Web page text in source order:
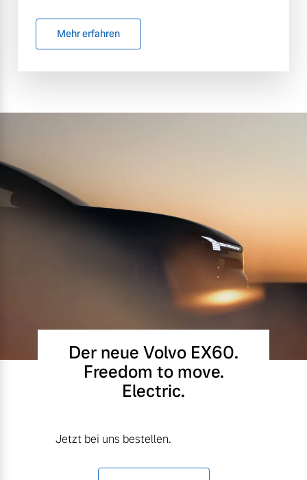
Mehr erfahren
Der neue Volvo EX60.
Freedom to move.
Electric.
Jetzt bei uns bestellen.